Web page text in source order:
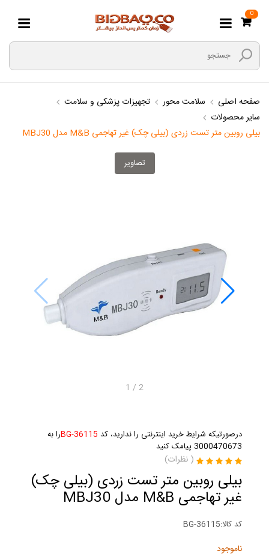
0
صفحه اصلی سلامت محور
تجهیزات پزشکی و سلامت
سایر محصولات
بیلی روبین متر تست زردی (بیلی چک) غیر تهاجمی M&B مدل MBJ30
تصاویر
1 / 2
درصورتیکه شرایط خرید اینترنتی را ندارید، کد BG-36115را به
3000470673 پیامک کنید
( نظرات)
بیلی روبین متر تست زردی (بیلی چک)
غیر تهاجمی M&B مدل MBJ30
کد کالا:BG-36115
ناموجود